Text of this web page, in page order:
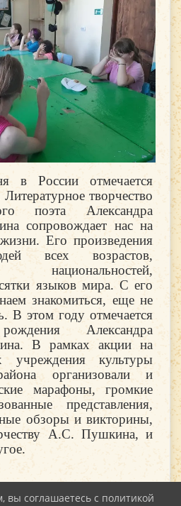
в России отмечается
творчество
поэта Александра
сопровождает нас на
Его произведения
всех возрастов,
национальностей,
языков мира. С его
знакомиться, еще не
В этом году отмечается
Александра
В рамках акции на
учреждения культуры
организовали и
марафоны, громкие
представления,
обзоры и викторины,
А.С. Пушкина, и
вы соглашаетесь с политикой